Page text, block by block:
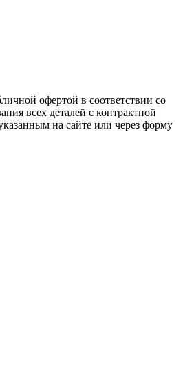
офертой в соответствии со
всех деталей с контрактной
на сайте или через форму